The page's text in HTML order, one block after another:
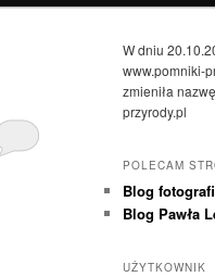
W dniu
www.pomniki-
zmieniła
przyrody.pl
POLECAM
Blog
Blog Pawła
UŻYTKOWNIK